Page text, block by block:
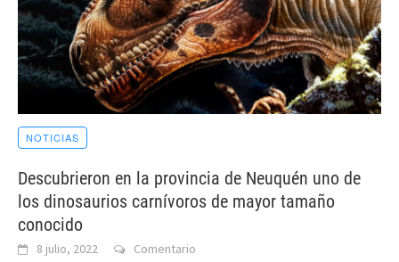
NOTICIAS
Descubrieron en la provincia de Neuquén uno de
los dinosaurios carnívoros de mayor tamaño
conocido
8 julio, 2022 Comentario